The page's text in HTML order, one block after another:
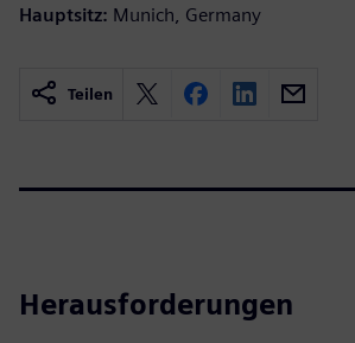
Hauptsitz: Munich, Germany
Teilen
Herausforderungen